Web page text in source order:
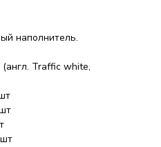
наполнитель.
Traffic white,